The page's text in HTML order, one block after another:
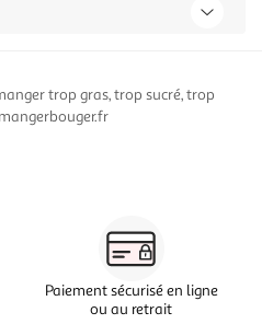
trop gras, trop sucré, trop
Paiement sécurisé en ligne
ou au retrait